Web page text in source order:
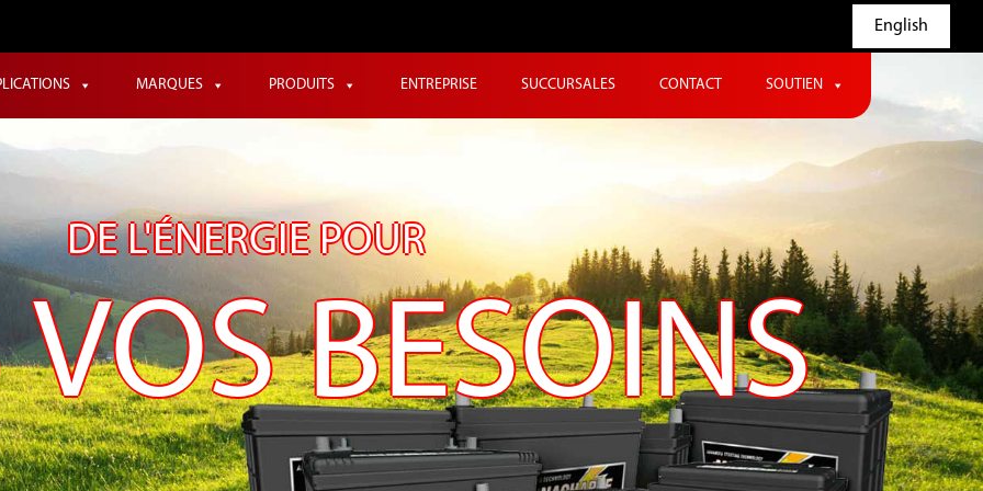
English
MARQUES PRODUITS ENTREPRISE SUCCURSALES CONTACT SOUTIEN
DE L'ÉNERGIE POUR
BESOINS